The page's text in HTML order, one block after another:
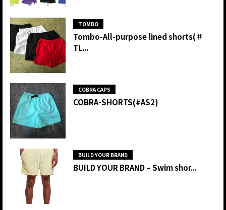
TOMBO
Tombo-All-purpose lined shorts(＃
TL...
COBRA CAPS
COBRA-SHORTS(#AS2)
BUILD YOUR BRAND
BUILD YOUR BRAND – Swim shor...